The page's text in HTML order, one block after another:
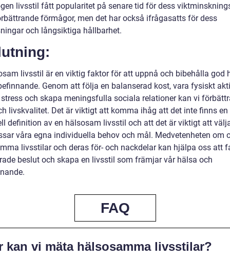
livsstil fått popularitet på senare tid för dess
förmågor, men det har också ifrågasatts för dess
och långsiktiga hållbarhet.
livsstil är en viktig faktor för att uppnå och bibehålla god
Genom att följa en balanserad kost, vara fysiskt
och skapa meningsfulla sociala relationer kan vi
livskvalitet. Det är viktigt att komma ihåg att det inte finns en
definition av en hälsosam livsstil och att det är viktigt att
våra egna individuella behov och mål. Medvetenheten om
livsstilar och deras för- och nackdelar kan hjälpa oss att
beslut och skapa en livsstil som främjar vår hälsa och
FAQ
kan vi mäta hälsosamma livsstilar?